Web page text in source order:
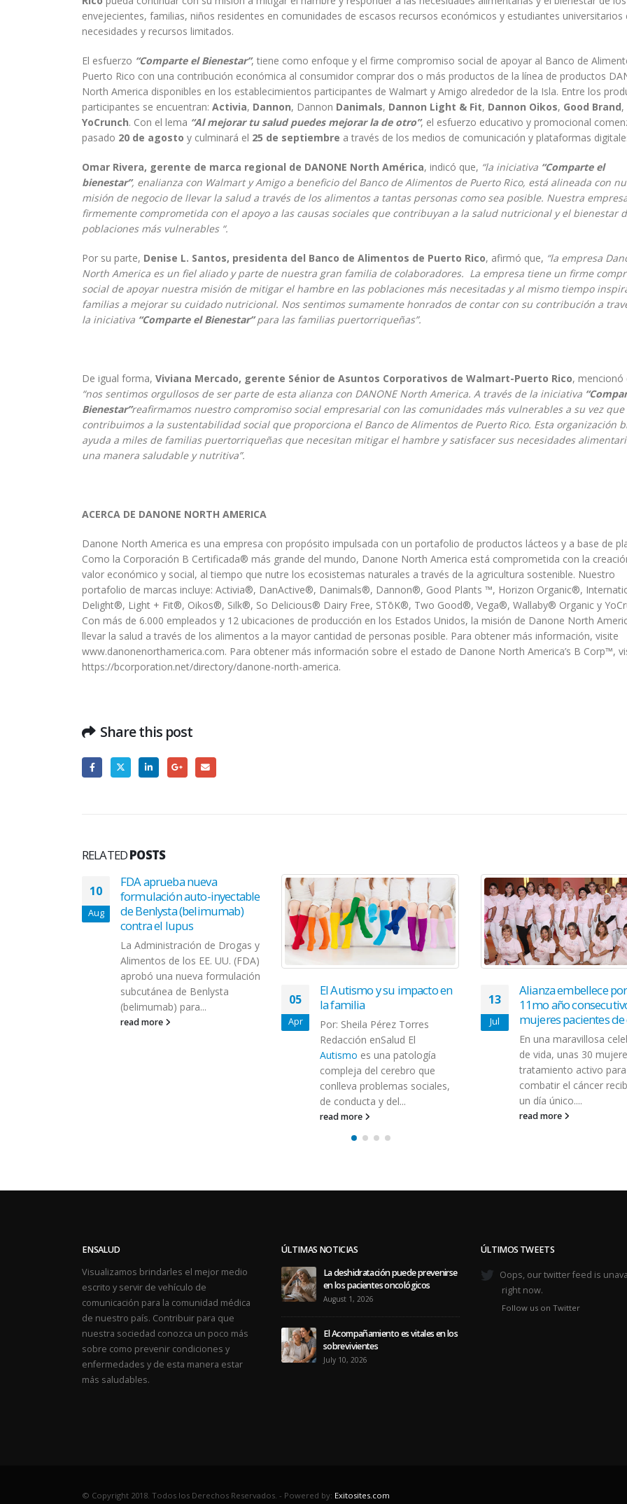
envejecientes, familias, niños residentes en comunidades de escasos recursos económicos y estudiantes universitarios
necesidades y recursos limitados.
El esfuerzo “Comparte el Bienestar”, tiene como enfoque y el firme compromiso social de apoyar al Banco de
Puerto Rico con una contribución económica al consumidor comprar dos o más productos de la línea de productos
North America disponibles en los establecimientos participantes de Walmart y Amigo alrededor de la Isla. Entre los
participantes se encuentran: Activia, Dannon, Dannon Danimals, Dannon Light & Fit, Dannon Oikos, Good Brand,
YoCrunch. Con el lema “Al mejorar tu salud puedes mejorar la de otro”, el esfuerzo educativo y promocional
pasado 20 de agosto y culminará el 25 de septiembre a través de los medios de comunicación y plataformas
Omar Rivera, gerente de marca regional de DANONE North América, indicó que, “la iniciativa “Comparte el
bienestar”, enalianza con Walmart y Amigo a beneficio del Banco de Alimentos de Puerto Rico, está alineada con
misión de negocio de llevar la salud a través de los alimentos a tantas personas como sea posible. Nuestra
firmemente comprometida con el apoyo a las causas sociales que contribuyan a la salud nutricional y el bienestar
poblaciones más vulnerables “.
Por su parte, Denise L. Santos, presidenta del Banco de Alimentos de Puerto Rico, afirmó que, “la empresa
North America es un fiel aliado y parte de nuestra gran familia de colaboradores. La empresa tiene un firme
social de apoyar nuestra misión de mitigar el hambre en las poblaciones más necesitadas y al mismo tiempo
familias a mejorar su cuidado nutricional. Nos sentimos sumamente honrados de contar con su contribución a
la iniciativa “Comparte el Bienestar”para las familias puertorriqueñas”.
De igual forma, Viviana Mercado, gerente Sénior de Asuntos Corporativos de Walmart-Puerto Rico, mencionó
“nos sentimos orgullosos de ser parte de esta alianza con DANONE North America. A través de la iniciativa
Bienestar”reafirmamos nuestro compromiso social empresarial con las comunidades más vulnerables a su vez que
contribuimos a la sustentabilidad social que proporciona el Banco de Alimentos de Puerto Rico. Esta organización
ayuda a miles de familias puertorriqueñas que necesitan mitigar el hambre y satisfacer sus necesidades
una manera saludable y nutritiva”.
ACERCA DE DANONE NORTH AMERICA
Danone North America es una empresa con propósito impulsada con un portafolio de productos lácteos y a base de
Como la Corporación B Certificada® más grande del mundo, Danone North America está comprometida con la
valor económico y social, al tiempo que nutre los ecosistemas naturales a través de la agricultura sostenible. Nuestro
portafolio de marcas incluye: Activia®, DanActive®, Danimals®, Dannon®, Good Plants ™, Horizon Organic®,
Delight®, Light + Fit®, Oikos®, Silk®, So Delicious® Dairy Free, STōK®, Two Good®, Vega®, Wallaby® Organic y
Con más de 6.000 empleados y 12 ubicaciones de producción en los Estados Unidos, la misión de Danone North
llevar la salud a través de los alimentos a la mayor cantidad de personas posible. Para obtener más información, visite
www.danonenorthamerica.com. Para obtener más información sobre el estado de Danone North America’s B Corp™,
https://bcorporation.net/directory/danone-north-america.
Share this post
RELATEDPOSTS
10
Aug
FDA aprueba nueva
formulación auto-inyectable
de Benlysta (belimumab)
contra el lupus
La Administración de Drogas y
Alimentos de los EE. UU. (FDA)
aprobó una nueva formulación
subcutánea de Benlysta
(belimumab) para...
read more
05
Apr
El Autismo y su impacto en
la familia
Por: Sheila Pérez Torres
Redacción enSalud El
Autismo es una patología
compleja del cerebro que
conlleva problemas sociales,
de conducta y del...
read more
13
Jul
Alianza embellece por
11mo año
mujeres pacientes de
En una maravillosa
de vida, unas 30
tratamiento activo para
combatir el cáncer
un día único....
read more
ENSALUD
Visualizamos brindarles el mejor medio
escrito y servir de vehículo de
comunicación para la comunidad médica
de nuestro país. Contribuir para que
nuestra sociedad conozca un poco más
sobre como prevenir condiciones y
enfermedades y de esta manera estar
más saludables.
ÚLTIMAS NOTICIAS
La deshidratación puede prevenirse
en los pacientes oncológicos
August 1, 2026
El Acompañamiento es vitales en los
sobrevivientes
July 10, 2026
ÚLTIMOS TWEETS
Oops, our twitter feed is
right now.
Follow us on Twitter
© Copyright 2018. Todos los Derechos Reservados. - Powered by: Exitosites.com